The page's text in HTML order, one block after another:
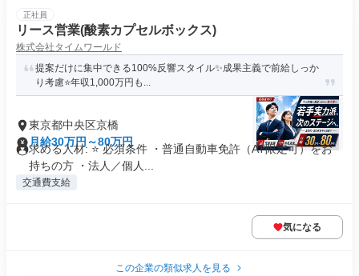
正社員
リース営業(酸素カプセルボックス)
株式会社タイムワールド
提案だけに集中できる100%反響スタイル✨成果主義で前給しっか
り考慮⭐年収1,000万円も...
東京都中央区京橋
月給30万円～80万円
求める人材: ⭐ 必須条件 ・普通自動車免許（AT限定可）をお
持ちの方 ・法人／個人...
交通費支給
気になる
この企業の類似求人を見る